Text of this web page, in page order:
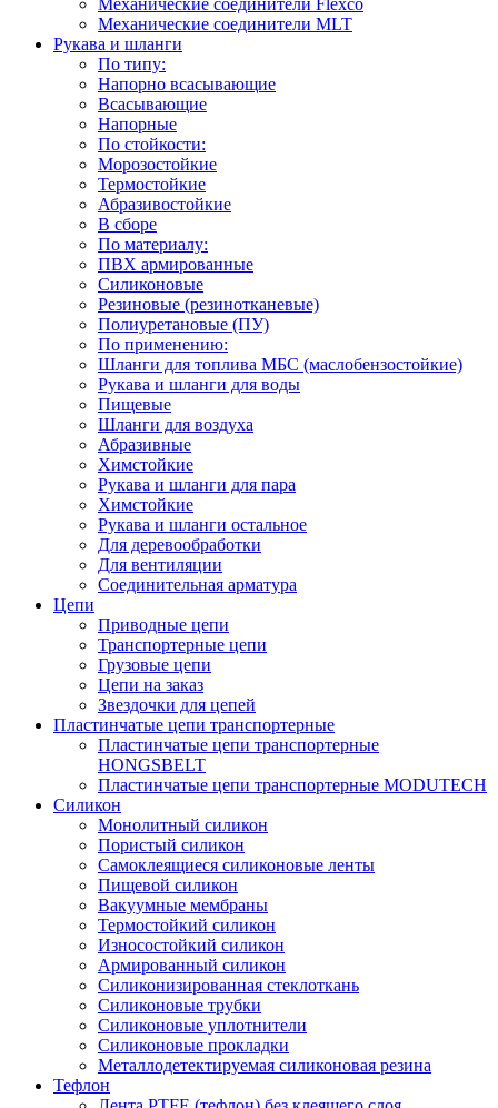
Механические соединители Flexco
Механические соединители MLT
Рукава и шланги
По типу:
Напорно всасывающие
Всасывающие
Напорные
По стойкости:
Морозостойкие
Термостойкие
Абразивостойкие
В сборе
По материалу:
ПВХ армированные
Силиконовые
Резиновые (резинотканевые)
Полиуретановые (ПУ)
По применению:
Шланги для топлива МБС (маслобензостойкие)
Рукава и шланги для воды
Пищевые
Шланги для воздуха
Абразивные
Химстойкие
Рукава и шланги для пара
Химстойкие
Рукава и шланги остальное
Для деревообработки
Для вентиляции
Соединительная арматура
Цепи
Приводные цепи
Транспортерные цепи
Грузовые цепи
Цепи на заказ
Звездочки для цепей
Пластинчатые цепи транспортерные
Пластинчатые цепи транспортерные
HONGSBELT
Пластинчатые цепи транспортерные MODUTECH
Силикон
Монолитный силикон
Пористый силикон
Самоклеящиеся силиконовые ленты
Пищевой силикон
Вакуумные мембраны
Термостойкий силикон
Износостойкий силикон
Армированный силикон
Силиконизированная стеклоткань
Силиконовые трубки
Силиконовые уплотнители
Силиконовые прокладки
Металлодетектируемая силиконовая резина
Тефлон